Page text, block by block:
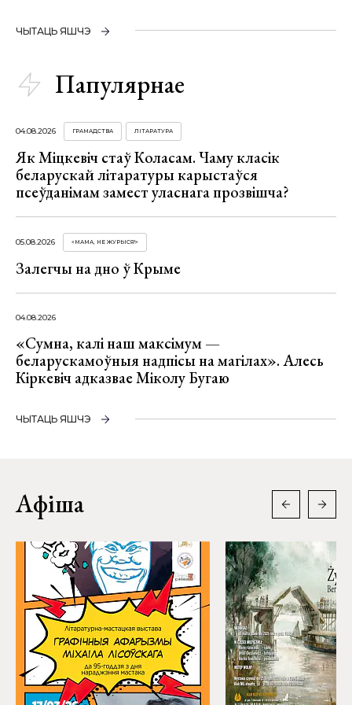
ЧЫТАЦЬ ЯШЧЭ
Папулярнае
04.08.2026 ГРАМАДСТВА ЛІТАРАТУРА
Як Міцкевіч стаў Коласам. Чаму класік
беларускай літаратуры карыстаўся
псеўданімам замест уласнага прозвішча?
05.08.2026 «МАМА, НЕ ЖУРЫСЯ!»
Залегчы на дно ў Крыме
04.08.2026
«Сумна, калі наш максімум —
беларускамоўныя надпісы на магілах». Алесь
Кіркевіч адказвае Міколу Бугаю
ЧЫТАЦЬ ЯШЧЭ
Афіша